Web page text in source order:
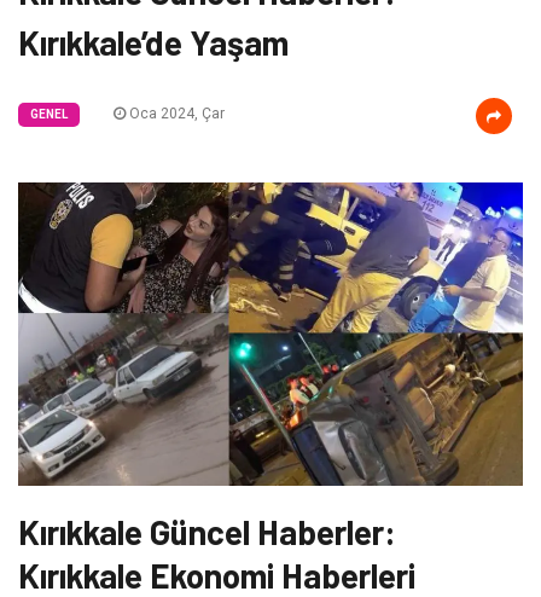
Kırıkkale’de Yaşam
GENEL Oca 2024, Çar
Kırıkkale Güncel Haberler:
Kırıkkale Ekonomi Haberleri